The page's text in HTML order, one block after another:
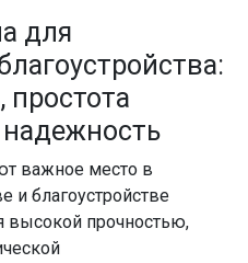
для
простота
важное место в
и благоустройстве
высокой прочностью,